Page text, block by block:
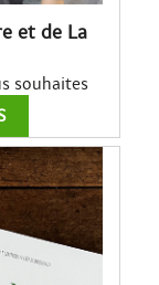
et de La
souhaites